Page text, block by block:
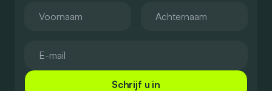
Schrijf u in